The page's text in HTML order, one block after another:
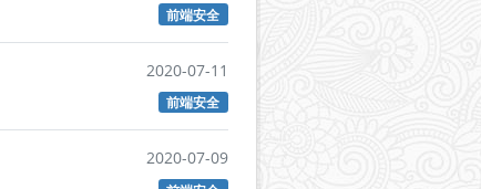
前端安全
2020-07-11
前端安全
2020-07-09